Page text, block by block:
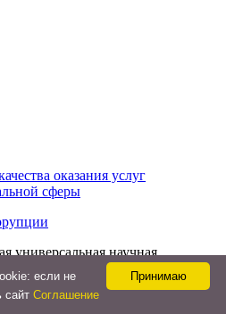
оказания услуг
сферы
универсальная научная
Принимаю
если не
сайт Соглашение